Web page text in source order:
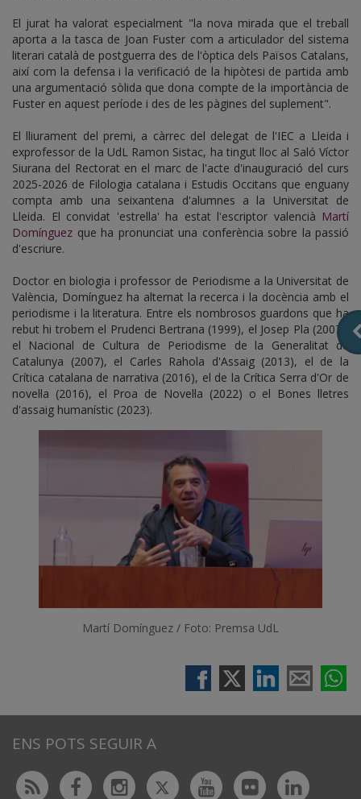
El jurat ha valorat especialment "la nova mirada que el treball
aporta a la tasca de Joan Fuster com a articulador del sistema
literari català de postguerra des de l'òptica dels Països Catalans,
així com la defensa i la verificació de la hipòtesi de partida amb
una argumentació sòlida que dona compte de la importància de
Fuster en aquest període i des de les pàgines del suplement".
El lliurament del premi, a càrrec del delegat de l'IEC a Lleida i
exprofessor de la UdL Ramon Sistac, ha tingut lloc al Saló Víctor
Siurana del Rectorat en el marc de l'acte d'inauguració del curs
2025-2026 de Filologia catalana i Estudis Occitans que enguany
compta amb una seixantena d'alumnes a la Universitat de
Lleida. El convidat 'estrella' ha estat l'escriptor valencià Martí
Domínguez que ha pronunciat una conferència sobre la passió
d'escriure.
Doctor en biologia i professor de Periodisme a la Universitat de
València, Domínguez ha alternat la recerca i la docència amb el
periodisme i la literatura. Entre els nombrosos guardons que ha
rebut hi trobem el Prudenci Bertrana (1999), el Josep Pla (2007),
el Nacional de Cultura de Periodisme de la Generalitat de
Catalunya (2007), el Carles Rahola d'Assaig (2013), el de la
Crítica catalana de narrativa (2016), el de la Crítica Serra d'Or de
novel·la (2016), el Proa de Novel·la (2022) o el Bones lletres
d'assaig humanístic (2023).
Martí Domínguez / Foto: Premsa UdL
ENS POTS SEGUIR A
Rss FacebookInstagram
TwitterYoutubeFlickr